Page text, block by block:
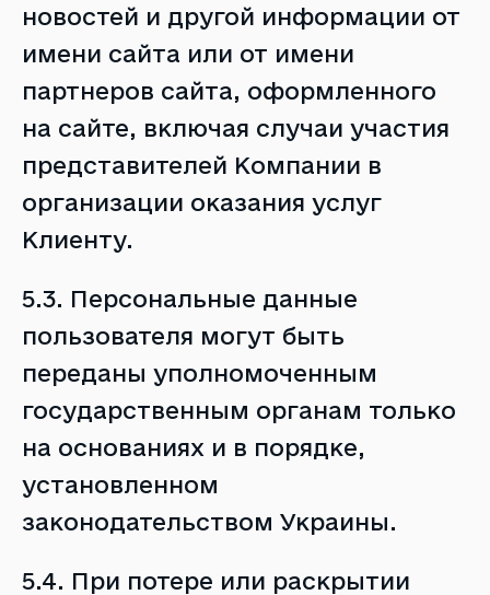
новостей и другой информации от
имени сайта или от имени
партнеров сайта, оформленного
на сайте, включая случаи участия
представителей Компании в
организации оказания услуг
Клиенту.
5.3. Персональные данные
пользователя могут быть
переданы уполномоченным
государственным органам только
на основаниях и в порядке,
установленном
законодательством Украины.
5.4. При потере или раскрытии